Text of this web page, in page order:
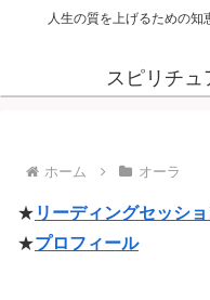
人生の質を上げるための知
スピリチ
ホーム オーラ
★ リーディングセッシ
★プロフィール